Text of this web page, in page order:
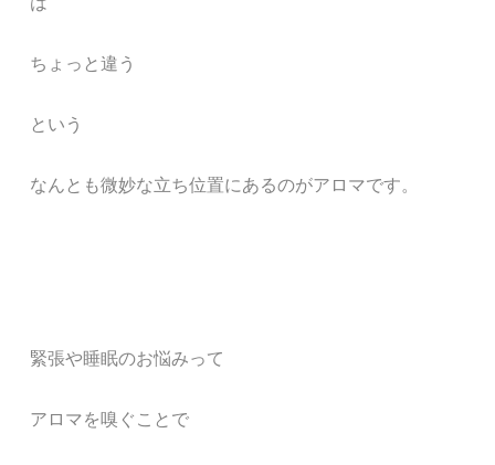
ちょっと違う
という
なんとも微妙な立ち位置にあるのがアロマです。
緊張や睡眠のお悩みって
アロマを嗅ぐことで